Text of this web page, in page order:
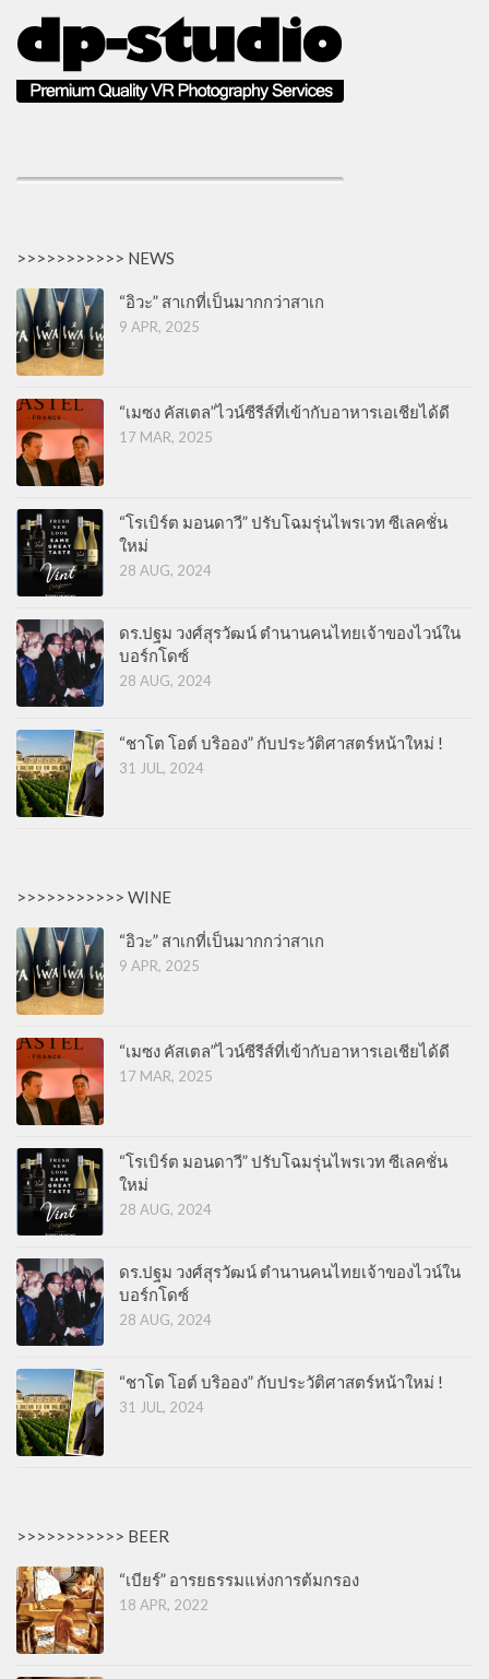
>>>>>>>>>>> NEWS
“อิวะ” สาเกที่เป็นมากกว่าสาเก
9 APR, 2025
“เมซง คัสเตล”ไวน์ซีรีส์ที่เข้ากับอาหารเอเชียได้ดี
17 MAR, 2025
“โรเบิร์ต มอนดาวี” ปรับโฉมรุ่นไพรเวท ซีเลคชั่น
ใหม่
28 AUG, 2024
ดร.ปฐม วงศ์สุรวัฒน์ ตำนานคนไทยเจ้าของไวน์ใน
บอร์กโดซ์
28 AUG, 2024
“ชาโต โอต์ บริออง” กับประวัติศาสตร์หน้าใหม่ !
31 JUL, 2024
>>>>>>>>>>> WINE
“อิวะ” สาเกที่เป็นมากกว่าสาเก
9 APR, 2025
“เมซง คัสเตล”ไวน์ซีรีส์ที่เข้ากับอาหารเอเชียได้ดี
17 MAR, 2025
“โรเบิร์ต มอนดาวี” ปรับโฉมรุ่นไพรเวท ซีเลคชั่น
ใหม่
28 AUG, 2024
ดร.ปฐม วงศ์สุรวัฒน์ ตำนานคนไทยเจ้าของไวน์ใน
บอร์กโดซ์
28 AUG, 2024
“ชาโต โอต์ บริออง” กับประวัติศาสตร์หน้าใหม่ !
31 JUL, 2024
>>>>>>>>>>> BEER
“เบียร์” อารยธรรมแห่งการต้มกรอง
18 APR, 2022